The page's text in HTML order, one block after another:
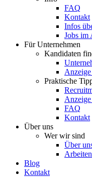
FAQ
Kontakt
Infos
Jobs im
Für Unternehmen
Kandidaten
Anzeige
Praktische
FAQ
Kontakt
Über uns
Wer wir sind
Über
Blog
Kontakt